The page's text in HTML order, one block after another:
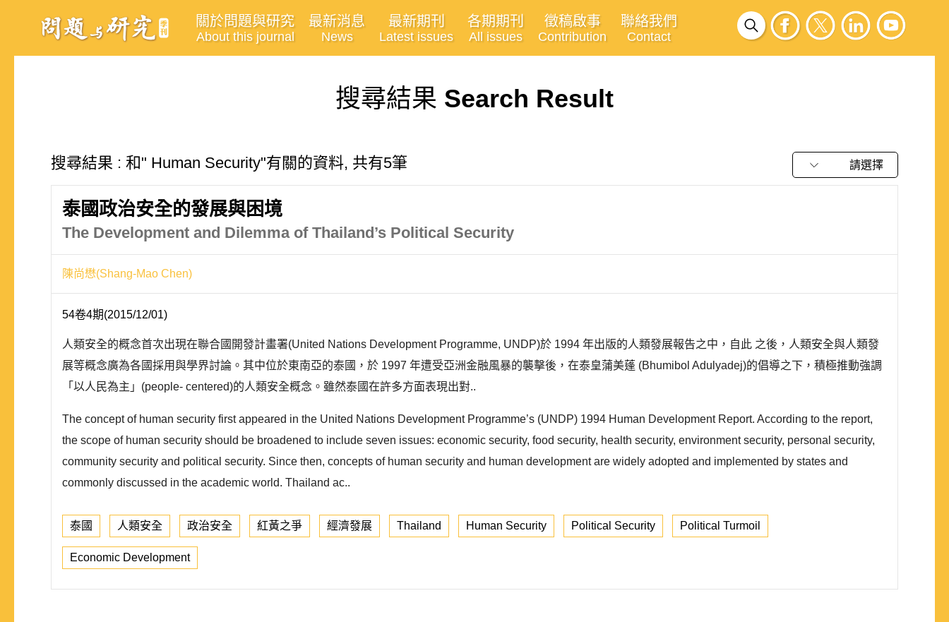
關於問題與研究
About this journal
最新消息
News
最新期刊
Latest issues
各期期刊
All issues
徵稿啟事
Contribution
聯絡我們
Contact
搜尋結果 Search Result
搜尋結果 : 和" Human Security"有關的資料, 共有5筆 請選擇
泰國政治安全的發展與困境
The Development and Dilemma of Thailand’s Political Security
陳尚懋(Shang-Mao Chen)
54卷4期(2015/12/01)
人類安全的概念首次出現在聯合國開發計畫署(United Nations Development Programme, UNDP)於 1994 年出版的人類發展報告之中，自此 之後，人類安全與人類發
展等概念廣為各國採用與學界討論。其中位於東南亞的泰國，於 1997 年遭受亞洲金融風暴的襲擊後，在泰皇蒲美蓬 (Bhumibol Adulyadej)的倡導之下，積極推動強調
「以人民為主」(people- centered)的人類安全概念。雖然泰國在許多方面表現出對..
The concept of human security first appeared in the United Nations Development Programme’s (UNDP) 1994 Human Development Report. According to the report,
the scope of human security should be broadened to include seven issues: economic security, food security, health security, environment security, personal security,
community security and political security. Since then, concepts of human security and human development are widely adopted and implemented by states and
commonly discussed in the academic world. Thailand ac..
泰國 人類安全 政治安全 紅黃之爭 經濟發展 Thailand Human Security Political Security Political Turmoil
Economic Development